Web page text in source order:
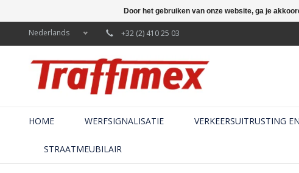
Nederlands +32 (2) 410 25 03
HOME WERFSIGNALISATIE VERKEERSUITRUSTING
STRAATMEUBILAIR
Door het gebruiken van onze website, ga je